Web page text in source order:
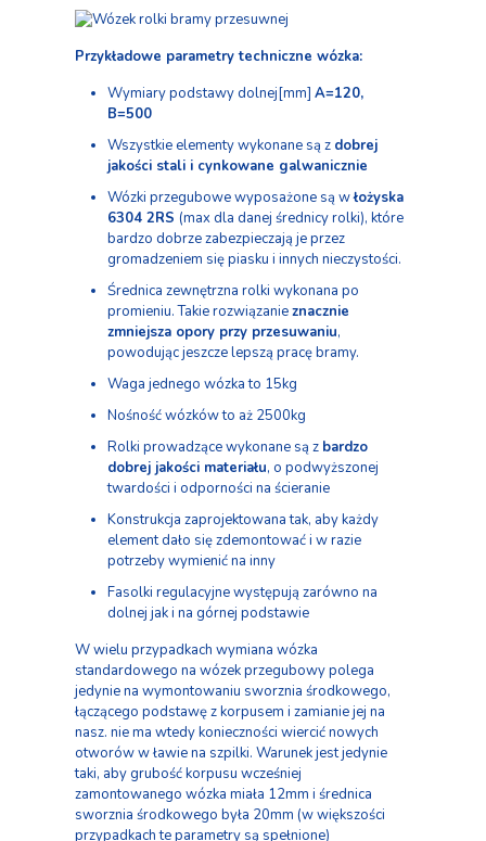
Przykładowe parametry techniczne wózka:
Wymiary podstawy dolnej[mm]A=120,
B=500
Wszystkie elementy wykonane są z dobrej
jakości stali i cynkowane galwanicznie
Wózki przegubowe wyposażone są włożyska
6304 2RS(max dla danej średnicy rolki), które
bardzo dobrze zabezpieczają je przez
gromadzeniem się piasku i innych nieczystości.
Średnica zewnętrzna rolki wykonana po
promieniu. Takie rozwiązanieznacznie
zmniejsza opory przy przesuwaniu,
powodując jeszcze lepszą pracę bramy.
Waga jednego wózka to 15kg
Nośność wózków to aż 2500kg
Rolki prowadzące wykonane są z bardzo
dobrej jakości materiału, o podwyższonej
twardości i odporności na ścieranie
Konstrukcja zaprojektowana tak, aby każdy
element dało się zdemontować i w razie
potrzeby wymienić na inny
Fasolki regulacyjne występują zarówno na
dolnej jak i na górnej podstawie
W wielu przypadkach wymiana wózka
standardowego na wózek przegubowy polega
jedynie na wymontowaniu sworznia środkowego,
łączącego podstawę z korpusem i zamianie jej na
nasz. nie ma wtedy konieczności wiercić nowych
otworów w ławie na szpilki. Warunek jest jedynie
taki, aby grubość korpusu wcześniej
zamontowanego wózka miała 12mm i średnica
sworznia środkowego była 20mm (w większości
przypadkach te parametry są spełnione)